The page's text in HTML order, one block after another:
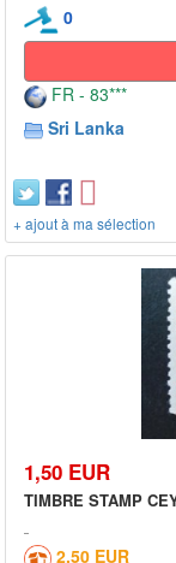
0
FR - 83***
Sri Lanka
+ ajout à ma sélection
1,50 EUR
TIMBRE STAMP
2,50 EUR